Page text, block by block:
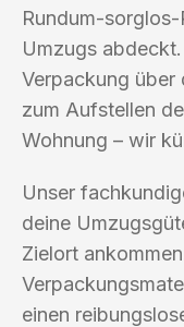
Rundum-
Umzugs
Verpackung über
zum Aufstellen
Wohnung – wir
Unser
deine
Zielort
einen